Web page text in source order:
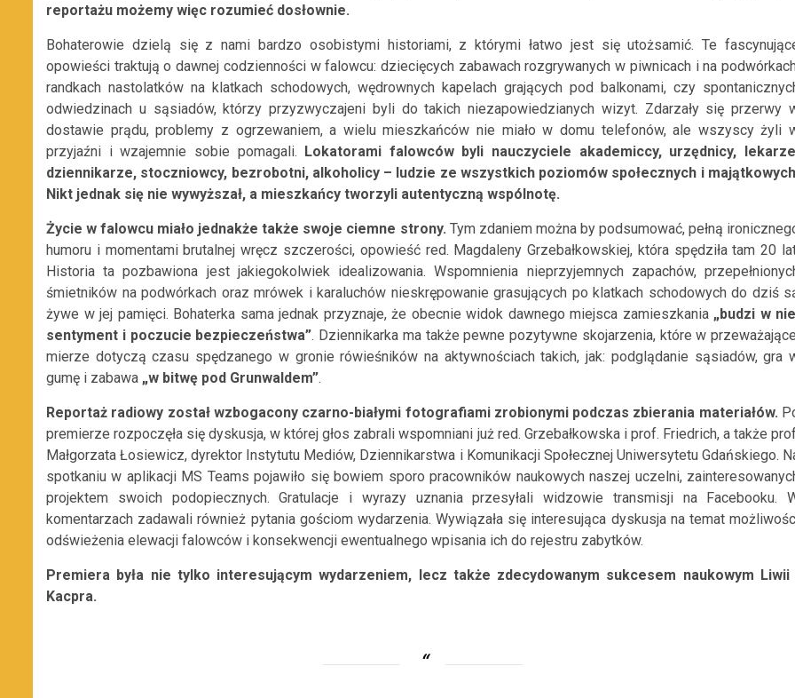
reportażu możemy więc rozumieć dosłownie.
Bohaterowie dzielą się z nami bardzo osobistymi historiami, z którymi łatwo jest się utożsamić. Te
opowieści traktują o dawnej codzienności w falowcu: dziecięcych zabawach rozgrywanych w piwnicach i na
randkach nastolatków na klatkach schodowych, wędrownych kapelach grających pod balkonami, czy
odwiedzinach u sąsiadów, którzy przyzwyczajeni byli do takich niezapowiedzianych wizyt. Zdarzały się przerwy
dostawie prądu, problemy z ogrzewaniem, a wielu mieszkańców nie miało w domu telefonów, ale wszyscy żyli
przyjaźni i wzajemnie sobie pomagali. Lokatorami falowców byli nauczyciele akademiccy, urzędnicy,
dziennikarze, stoczniowcy, bezrobotni, alkoholicy – ludzie ze wszystkich poziomów społecznych i
Nikt jednak się nie wywyższał, a mieszkańcy tworzyli autentyczną wspólnotę.
Życie w falowcu miało jednakże także swoje ciemne strony. Tym zdaniem można by podsumować, pełną
humoru i momentami brutalnej wręcz szczerości, opowieść red. Magdaleny Grzebałkowskiej, która spędziła tam 20
Historia ta pozbawiona jest jakiegokolwiek idealizowania. Wspomnienia nieprzyjemnych zapachów,
śmietników na podwórkach oraz mrówek i karaluchów nieskrępowanie grasujących po klatkach schodowych do dziś
żywe w jej pamięci. Bohaterka sama jednak przyznaje, że obecnie widok dawnego miejsca zamieszkania „budzi w
sentyment i poczucie bezpieczeństwa”. Dziennikarka ma także pewne pozytywne skojarzenia, które w
mierze dotyczą czasu spędzanego w gronie rówieśników na aktywnościach takich, jak: podglądanie sąsiadów, gra
gumę i zabawa „w bitwę pod Grunwaldem”.
Reportaż radiowy został wzbogaconyczarno-białymi fotografiami zrobionymi podczas zbierania materiałów.
premierze rozpoczęła się dyskusja, w której głos zabrali wspomniani już red. Grzebałkowska i prof. Friedrich, a także
Małgorzata Łosiewicz, dyrektor Instytutu Mediów, Dziennikarstwa i Komunikacji Społecznej Uniwersytetu Gdańskiego.
spotkaniu w aplikacji MS Teams pojawiło się bowiem sporo pracowników naukowych naszej uczelni,
projektem swoich podopiecznych. Gratulacje i wyrazy uznania przesyłali widzowie transmisji na Facebooku.
komentarzach zadawali również pytania gościom wydarzenia. Wywiązała się interesująca dyskusja na temat
odświeżenia elewacji falowców i konsekwencji ewentualnego wpisania ich do rejestru zabytków.
Premiera była nie tylko interesującym wydarzeniem, lecz także zdecydowanym sukcesem naukowym Liwii
Kacpra.